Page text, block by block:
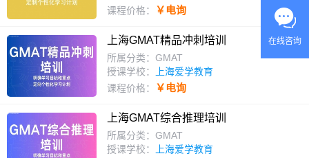
课程价格：
￥电询
上海GMAT精品冲刺培训
所属分类：GMAT
授课学校：
上海爱学教育
课程价格：
￥电询
上海GMAT综合推理培训
所属分类：GMAT
授课学校：
上海爱学教育
在线咨询